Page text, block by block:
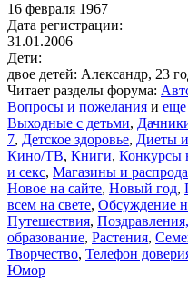
16 февраля 1967
Дата регистрации:
31.01.2006
Дети:
двое детей: Александр, 23
Читает разделы форума:
Вопросы и пожелания и
Выходные с детьми,
7, Детское здоровье, Диеты
Кино/ТВ, Книги, Конкурсы
и секс, Магазины и
Новое на сайте, Новый год,
всем на свете, Обсуждение
Путешествия,
образование, Растения,
Творчество, Телефон
Юмор